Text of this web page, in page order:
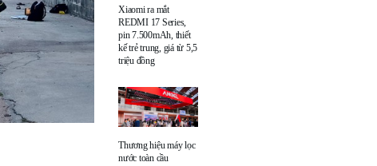
Xiaomi ra mắt
REDMI 17 Series,
pin 7.500mAh, thiết
kế trẻ trung, giá từ 5,5
triệu đồng
Thương hiệu máy lọc
nước toàn cầu